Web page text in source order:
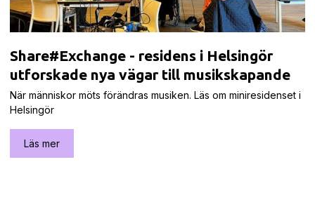
Share#Exchange - residens i Helsingör
utforskade nya vägar till musikskapande
När människor möts förändras musiken. Läs om miniresidenset i
Helsingör
Läs mer